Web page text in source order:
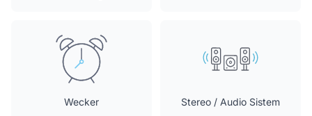
Wecker Stereo / Audio Sistem